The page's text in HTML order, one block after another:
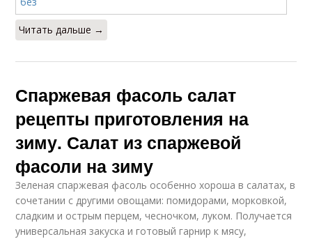
Читать дальше →
Спаржевая фасоль салат
рецепты приготовления на
зиму. Салат из спаржевой
фасоли на зиму
Зеленая спаржевая фасоль особенно хороша в салатах, в
сочетании с другими овощами: помидорами, морковкой,
сладким и острым перцем, чесночком, луком. Получается
универсальная закуска и готовый гарнир к мясу,